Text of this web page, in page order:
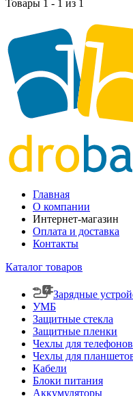
Товары 1 - 1 из 1
Главная
О компании
Интернет-магазин
Оплата и доставка
Контакты
Каталог товаров
Зарядные
УМБ
Защитные стекла
Защитные пленки
Чехлы для телефонов
Чехлы для
Кабели
Блоки питания
Аккумуляторы